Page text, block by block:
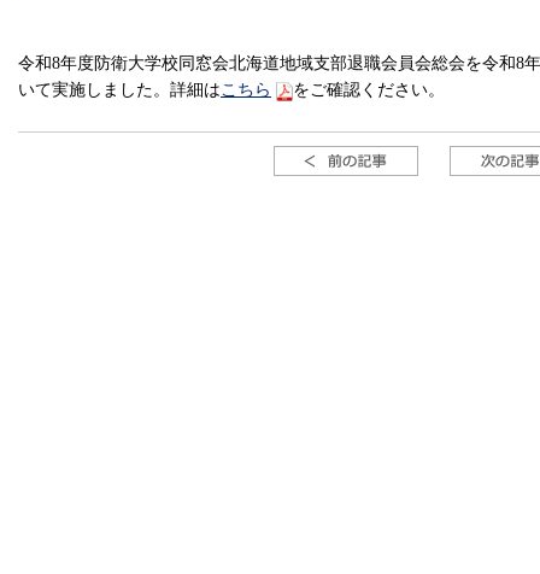
令和8年度防衛大学校同窓会北海道地域支部退職会員会総会を令和8
いて実施しました。詳細はこちら をご確認ください。